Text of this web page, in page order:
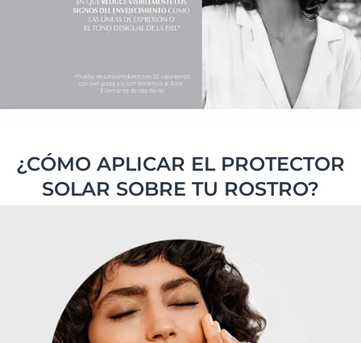
¿CÓMO APLICAR EL PROTECTOR
SOLAR SOBRE TU ROSTRO?